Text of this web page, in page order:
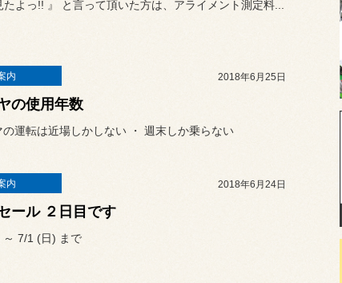
よっ!! 』 と言って頂いた方は、アライメント測定料...
内 2018年6月25日
の使用年数
の運転は近場しかしない ・ 週末しか乗らない
内 2018年6月24日
ール ２日目です
7/1 (日) まで